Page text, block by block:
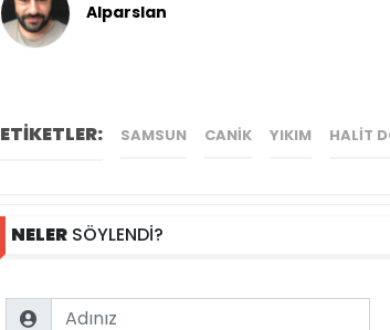
Alparslan
ETİKETLER: SAMSUN CANIK YIKIM HALIT
NELER SÖYLENDİ?
Name